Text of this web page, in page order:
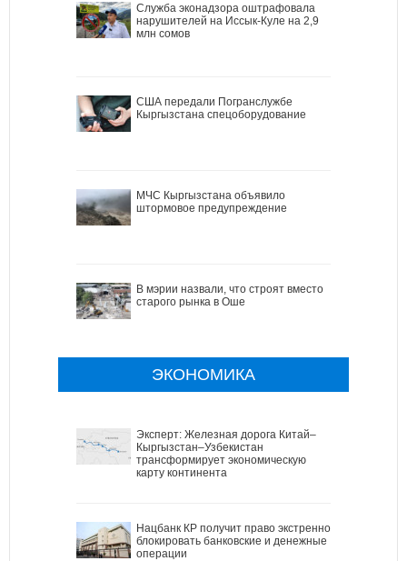
Служба эконадзора оштрафовала
нарушителей на Иссык-Куле на 2,9
млн сомов
США передали Погранслужбе
Кыргызстана спецоборудование
МЧС Кыргызстана объявило
штормовое предупреждение
В мэрии назвали, что строят вместо
старого рынка в Оше
ЭКОНОМИКА
Эксперт: Железная дорога Китай–
Кыргызстан–Узбекистан
трансформирует экономическую
карту континента
Нацбанк КР получит право экстренно
блокировать банковские и денежные
операции